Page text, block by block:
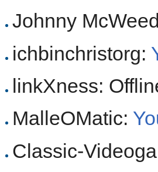
Johnny
ichbinchristorg:
linkXness:
MalleOMatic:
Classic-